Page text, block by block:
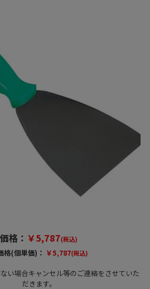
価格： ￥5,787(税込)
格(個単価)： ￥5,787(税込)
い場合キャンセル等のご連絡をさせていた
だきます。